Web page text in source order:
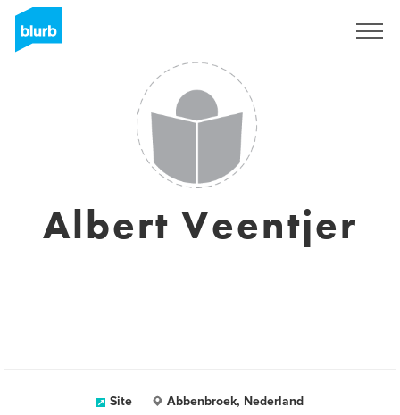
Albert Veentjer
Site Abbenbroek, Nederland